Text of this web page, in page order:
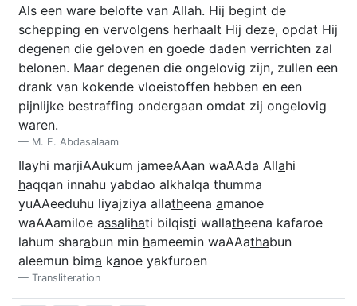
Als een ware belofte van Allah. Hij begint de
schepping en vervolgens herhaalt Hij deze, opdat Hij
degenen die geloven en goede daden verrichten zal
belonen. Maar degenen die ongelovig zijn, zullen een
drank van kokende vloeistoffen hebben en een
pijnlijke bestraffing ondergaan omdat zij ongelovig
waren.
M. F. Abdasalaam
Ilayhi marjiAAukum jameeAAan waAAda Allahi
haqqan innahu yabdao alkhalqa thumma
yuAAeeduhu liyajziya allatheena amanoe
waAAamiloe assalihati bilqisti wallatheena kafaroe
lahum sharabun min hameemin waAAathabun
aleemun bima kanoe yakfuroen
Transliteration